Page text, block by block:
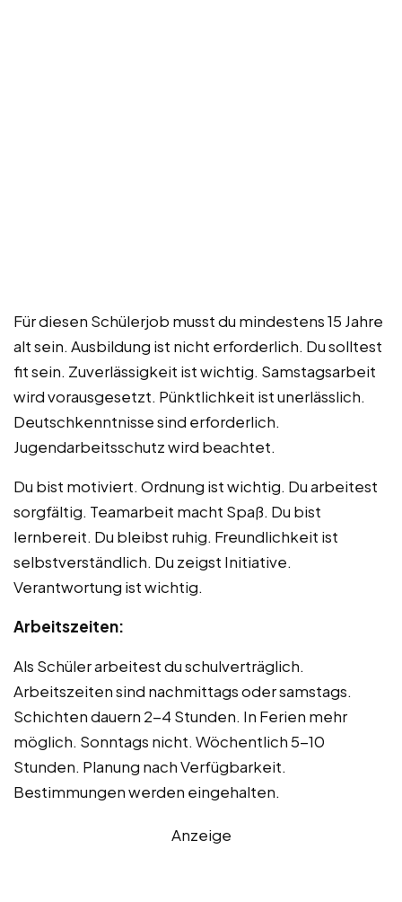
Für diesen Schülerjob musst du mindestens 15 Jahre
alt sein. Ausbildung ist nicht erforderlich. Du solltest
fit sein. Zuverlässigkeit ist wichtig. Samstagsarbeit
wird vorausgesetzt. Pünktlichkeit ist unerlässlich.
Deutschkenntnisse sind erforderlich.
Jugendarbeitsschutz wird beachtet.
Du bist motiviert. Ordnung ist wichtig. Du arbeitest
sorgfältig. Teamarbeit macht Spaß. Du bist
lernbereit. Du bleibst ruhig. Freundlichkeit ist
selbstverständlich. Du zeigst Initiative.
Verantwortung ist wichtig.
Arbeitszeiten:
Als Schüler arbeitest du schulverträglich.
Arbeitszeiten sind nachmittags oder samstags.
Schichten dauern 2-4 Stunden. In Ferien mehr
möglich. Sonntags nicht. Wöchentlich 5-10
Stunden. Planung nach Verfügbarkeit.
Bestimmungen werden eingehalten.
Anzeige